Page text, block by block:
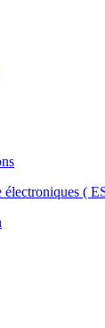
électroniques (